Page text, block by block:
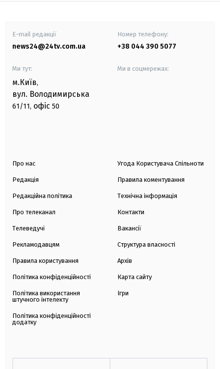
E-mail редакції
news24@24tv.com.ua
Номер телефону:
+38 044 390 5077
Ми тут:
м.Київ,
вул. Володимирська
61/11, офіс 50
Ми в соцмережах:
Про нас
Редакція
Редакційна політика
Про телеканал
Телеведучі
Рекламодавцям
Правила користування
Політика конфіденційності
Політика використання
штучного інтелекту
Політика конфіденційності
додатку
Угода Користувача Спільноти
Правила коментування
Технічна інформація
Контакти
Вакансії
Структура власності
Архів
Карта сайту
Ігри